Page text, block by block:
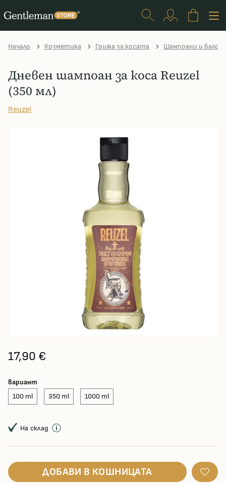
Начало Козметика Грижа за косата Шампоани и
Дневен шампоан за коса Reuzel
(350 мл)
Reuzel
17,90 €
вариант
100 ml
350 ml 1000 ml
На склад
ДОБАВИ В КОШНИЦАТА